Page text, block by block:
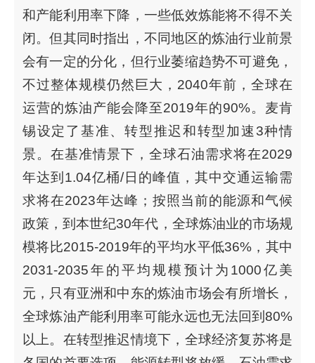
和产能利用率下降，一些低效炼能将不得不关
闭。但其同时指出，不同地区的炼油行业前景
会有一定的分化，但行业萎缩趋势不可避免，
不过整体规模仍然巨大，2040年前，全球在
运营的炼油产能会降至2019年的90%。麦肯
锡设定了基准、转型推迟和转型加速3种情
景。在基准情景下，全球石油需求将在2029
年达到1.04亿桶/日的峰值，其中交通运输需
求将在2023年达峰；按照当前的能源和气候
政策，到本世纪30年代，全球炼油业的市场规
模将比2015-2019年的平均水平低36%，其中
2031-2035年的平均规模预计为1000亿美
元，只有亚洲和中东的炼油市场会有所增长，
全球炼油产能利用率可能永远也无法回到80%
以上。在转型推迟情境下，全球经济复苏将是